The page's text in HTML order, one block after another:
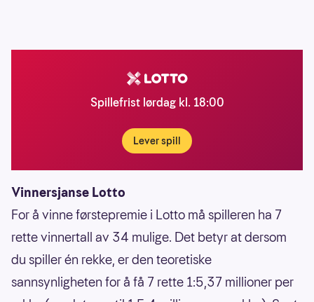
Spillefrist lørdag kl. 18:00
Lever spill
Vinnersjanse Lotto
For å vinne førstepremie i Lotto må spilleren ha 7
rette vinnertall av 34 mulige. Det betyr at dersom
du spiller én rekke, er den teoretiske
sannsynligheten for å få 7 rette 1:5,37 millioner per